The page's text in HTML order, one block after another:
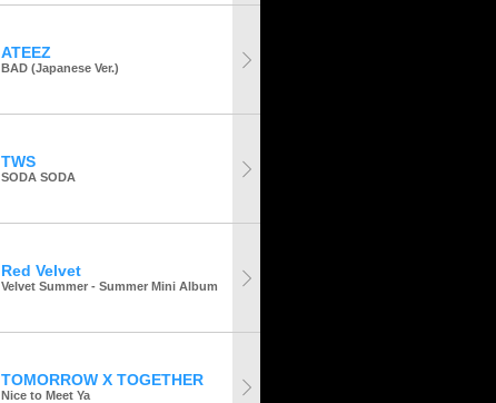
ATEEZ
BAD (Japanese Ver.)
TWS
SODA SODA
Red Velvet
Velvet Summer - Summer Mini Album
TOMORROW X TOGETHER
Nice to Meet Ya